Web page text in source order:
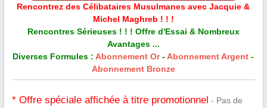
Rencontrez des Célibataires Musulmanes avec Jacquie &
Michel Maghreb ! ! !
Rencontres Sérieuses ! ! ! Offre d'Essai & Nombreux
Avantages ...
Diverses Formules :Abonnement Or-Abonnement Argent -
Abonnement Bronze
* Offre spéciale affichée à titre promotionnel - Pas de